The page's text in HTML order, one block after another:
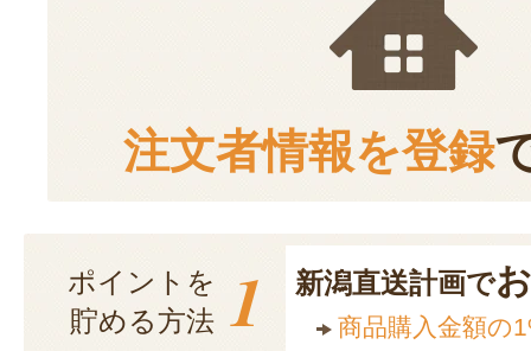
注文者情報を登録
ポイントを
貯める方法 1 新潟直送計画で
商品購入金額の